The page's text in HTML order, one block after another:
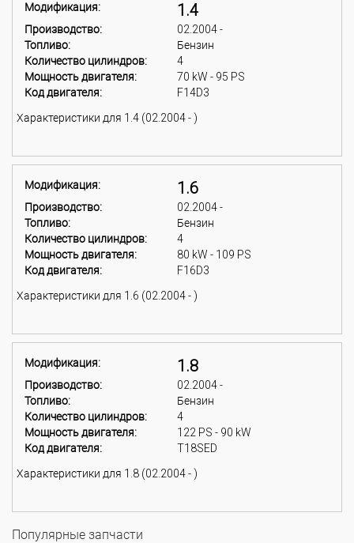
Модификация: 1.4
Производство:
02.2004 -
Топливо:
Бензин
Количество цилиндров:
4
Мощность двигателя:
70 kW - 95 PS
Код двигателя:
F14D3
Характеристики для 1.4 (02.2004 - )
Модификация: 1.6
Производство:
02.2004 -
Топливо:
Бензин
Количество цилиндров:
4
Мощность двигателя:
80 kW - 109 PS
Код двигателя:
F16D3
Характеристики для 1.6 (02.2004 - )
Модификация: 1.8
Производство:
02.2004 -
Топливо:
Бензин
Количество цилиндров:
4
Мощность двигателя:
122 PS - 90 kW
Код двигателя:
T18SED
Характеристики для 1.8 (02.2004 - )
Популярные запчасти